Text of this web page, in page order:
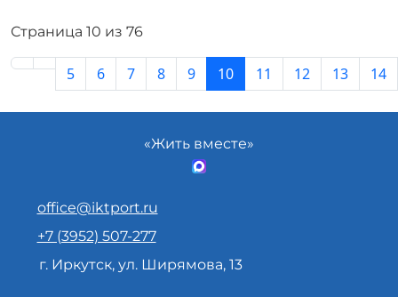
Страница 10 из 76
5 6 7 8 9 10 11 12 13 14
«Жить вместе»
office@iktport.ru
+7 (3952) 507-277
г. Иркутск, ул. Ширямова, 13